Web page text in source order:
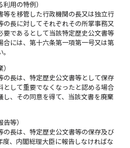
利用の特例）
等を移管した行政機関の長又は独立行
の長に対してそれぞれその所掌事務又
要であるとして当該特定歴史公文書等
合には、第十六条第一項第一号又は第
の長は、特定歴史公文書等として保存
として重要でなくなったと認める場合
し、その同意を得て、当該文書を廃棄
等）
の長は、特定歴史公文書等の保存及び
度、内閣総理大臣に報告しなければな